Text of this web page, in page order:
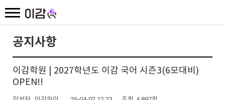
공지사항
이감학원 | 2027학년도 이감 국어 시즌3(6모대비)
OPEN!!